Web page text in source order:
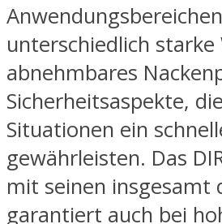
unterschiedlich
abnehmbares
Sicherheitsaspekte,
Situationen ein
gewährleisten. Das
mit seinen insgesamt
garantiert auch bei